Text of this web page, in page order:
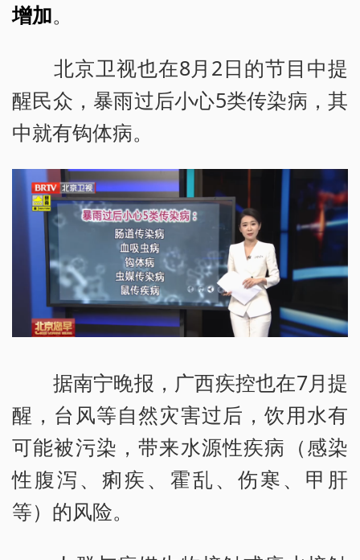
增加。
北京卫视也在8月2日的节目中提
醒民众，暴雨过后小心5类传染病，其
中就有钩体病。
据南宁晚报，广西疾控也在7月提
醒，台风等自然灾害过后，饮用水有
可能被污染，带来水源性疾病（感染
性腹泻、痢疾、霍乱、伤寒、甲肝
等）的风险。